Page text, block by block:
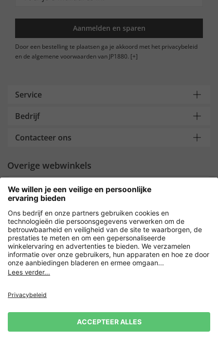
Aanmelden en sparen
Door een bestelling te plaatsen ga je akkoord met het privacybeleid
en de algemene voorwaarden van JP1880. [+]
Service
Bedrijf
Contacteer ons
Overige webwinkels
Nederland
Payment and Delivery
Versleuteling met
Verkoopvoorwaarden
Leveringsvoorwaarden
Herroeping indienen
Impressum Cookie-instellingen